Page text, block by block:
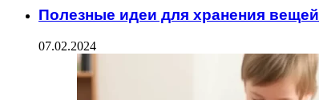
Полезные идеи для хранения вещей
07.02.2024